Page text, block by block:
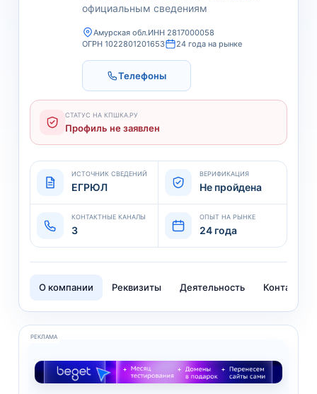
официальным сведениям
Амурская обл.ИНН 2817000058
ОГРН 1022801201653
24 года на рынке
Телефоны
СТАТУС НА КПШКА.РУ
Профиль не заявлен
ИСТОЧНИК СВЕДЕНИЙ
ЕГРЮЛ
ВЕРИФИКАЦИЯ
Не пройдена
КОНТАКТНЫЕ КАНАЛЫ
3
ОПЫТ НА РЫНКЕ
24 года
О компании Реквизиты Деятельность Контакты
РЕКЛАМА